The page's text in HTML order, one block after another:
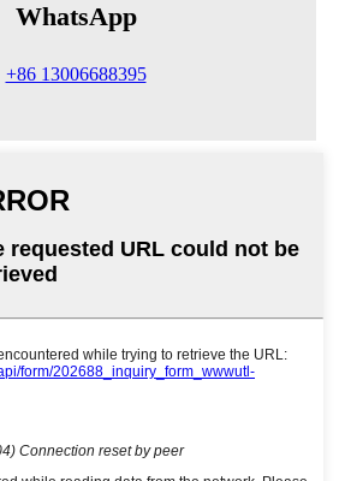
WhatsApp
+86 13006688395